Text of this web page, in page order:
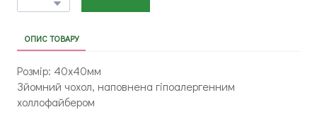
ОПИС ТОВАРУ
Розмір: 40x40мм
Зйомний чохол, наповнена гіпоалергенним
холлофайбером